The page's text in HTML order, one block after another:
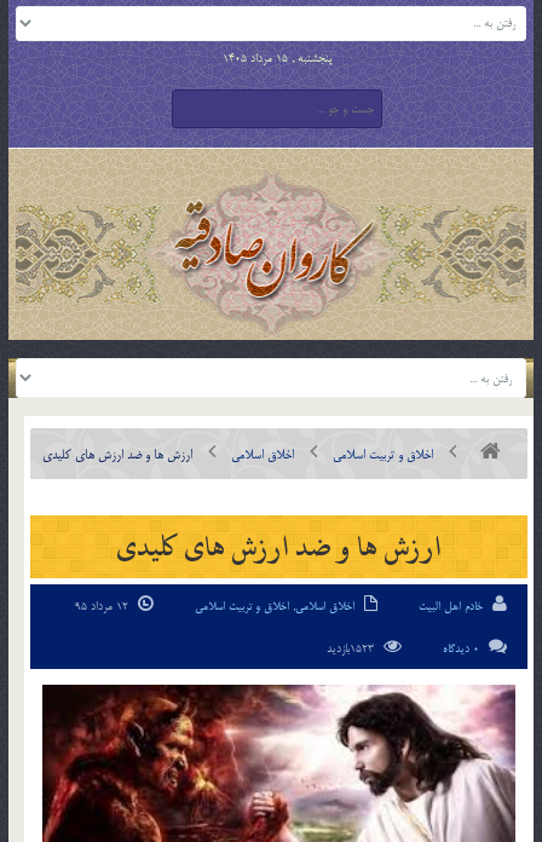
پنجشنبه , 15 مرداد 1405
اخلاق و تربیت اسلامی اخلاق اسلامی ارزش ها و ضد ارزش های کلیدی
ارزش ها و ضد ارزش های کلیدی
خادم اهل البیت اخلاق اسلامی, اخلاق و تربیت اسلامی
0 دیدگاه